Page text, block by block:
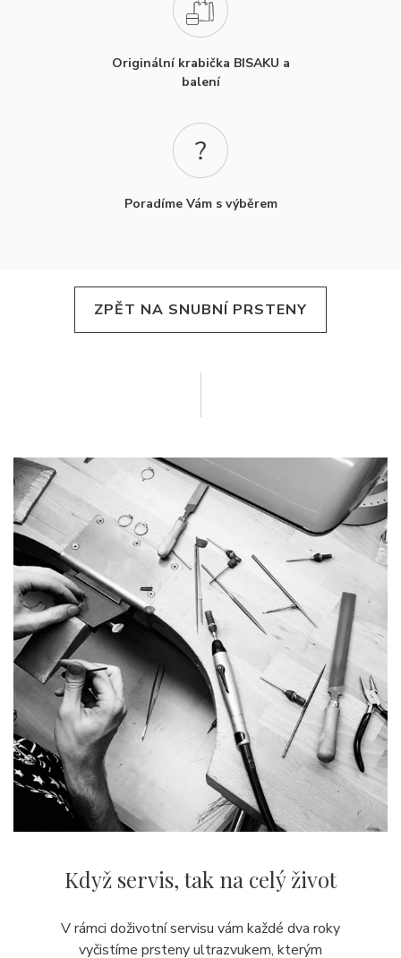
Originální krabička BISAKU a
balení
Poradíme Vám s výběrem
ZPĚT NA SNUBNÍ PRSTENY
Když servis,tak na celý život
V rámci doživotní servisu vám každé dva roky
vyčistíme prsteny ultrazvukem, kterým